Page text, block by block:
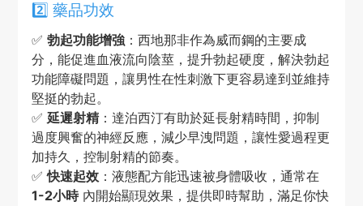
2️⃣ 藥品功效
✅ 勃起功能增強：西地那非作為威而鋼的主要成
分，能促進血液流向陰莖，提升勃起硬度，解決勃起
功能障礙問題，讓男性在性刺激下更容易達到並維持
堅挺的勃起。
✅ 延遲射精：達泊西汀有助於延長射精時間，抑制
過度興奮的神經反應，減少早洩問題，讓性愛過程更
加持久，控制射精的節奏。
✅快速起效：液態配方能迅速被身體吸收，通常在
1-2小時內開始顯現效果，提供即時幫助，滿足你快